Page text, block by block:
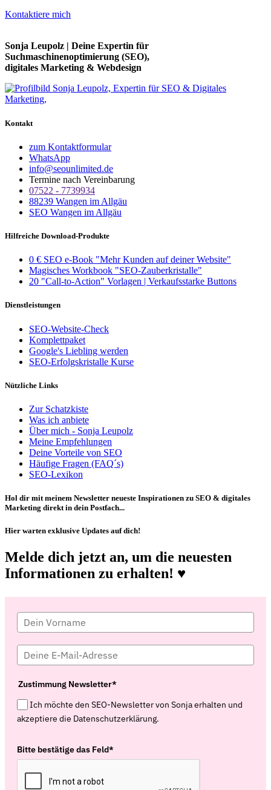
Kontaktiere mich
Sonja Leupolz | Deine Expertin für
Suchmaschinenoptimierung (SEO),
digitales Marketing & Webdesign
Kontakt
zum Kontaktformular
WhatsApp
info@seounlimited.de
Termine nach Vereinbarung
07522 - 7739934
88239 Wangen im Allgäu
SEO Wangen im Allgäu
Hilfreiche Download-Produkte
0 € SEO e-Book "Mehr Kunden auf deiner Website"
Magisches Workbook "SEO-Zauberkristalle"
20 "Call-to-Action" Vorlagen | Verkaufsstarke Buttons
Dienstleistungen
SEO-Website-Check
Komplettpaket
Google's Liebling werden
SEO-Erfolgskristalle Kurse
Nützliche Links
Zur Schatzkiste
Was ich anbiete
Über mich - Sonja Leupolz
Meine Empfehlungen
Deine Vorteile von SEO
Häufige Fragen (FAQ´s)
SEO-Lexikon
Hol dir mit meinem Newsletter neueste Inspirationen zu SEO & digitales
Marketing direkt in dein Postfach...
Hier warten exklusive Updates auf dich!
Melde dich jetzt an, um die neuesten
Informationen zu erhalten! ♥️
Zustimmung Newsletter*
Ich möchte den SEO-Newsletter von Sonja erhalten und
akzeptiere die Datenschutzerklärung.
Bitte bestätige das Feld*